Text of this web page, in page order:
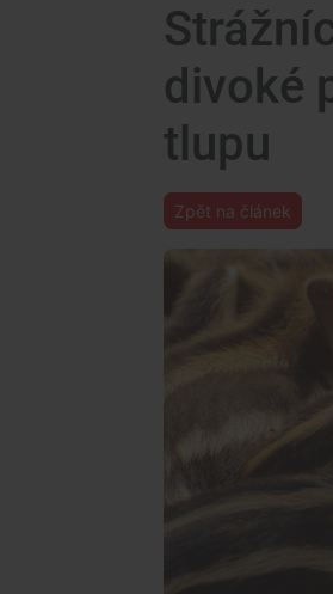
divoké
tlupu
Zpět na článek